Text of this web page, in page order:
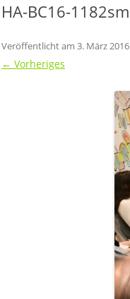
HA-BC16-1182sm
Veröffentlicht am 3. März 2016
← Vorheriges